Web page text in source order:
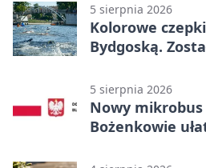
5 sierpnia 2026
Kolorowe
Bydgoską.
5 sierpnia 2026
Nowy mikrobus
Bożenkowie